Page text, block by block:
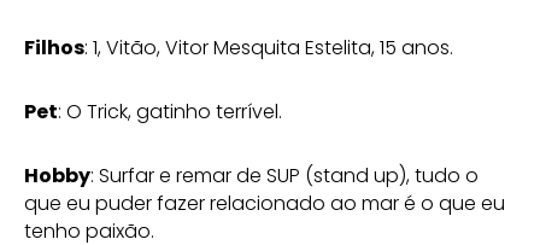
Filhos: 1, Vitão, Vitor Mesquita Estelita, 15 anos.
Pet: O Trick, gatinho terrível.
Hobby: Surfar e remar de SUP (stand up), tudo o
que eu puder fazer relacionado ao mar é o que eu
tenho paixão.